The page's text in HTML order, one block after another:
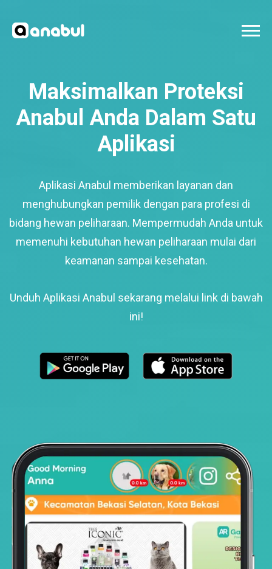
Maksimalkan Proteksi
Anabul Anda Dalam Satu
Aplikasi
Aplikasi Anabul memberikan layanan dan
menghubungkan pemilik dengan para profesi di
bidang hewan peliharaan. Mempermudah Anda untuk
memenuhi kebutuhan hewan peliharaan mulai dari
keamanan sampai kesehatan.
Unduh Aplikasi Anabul sekarang melalui link di bawah
ini!